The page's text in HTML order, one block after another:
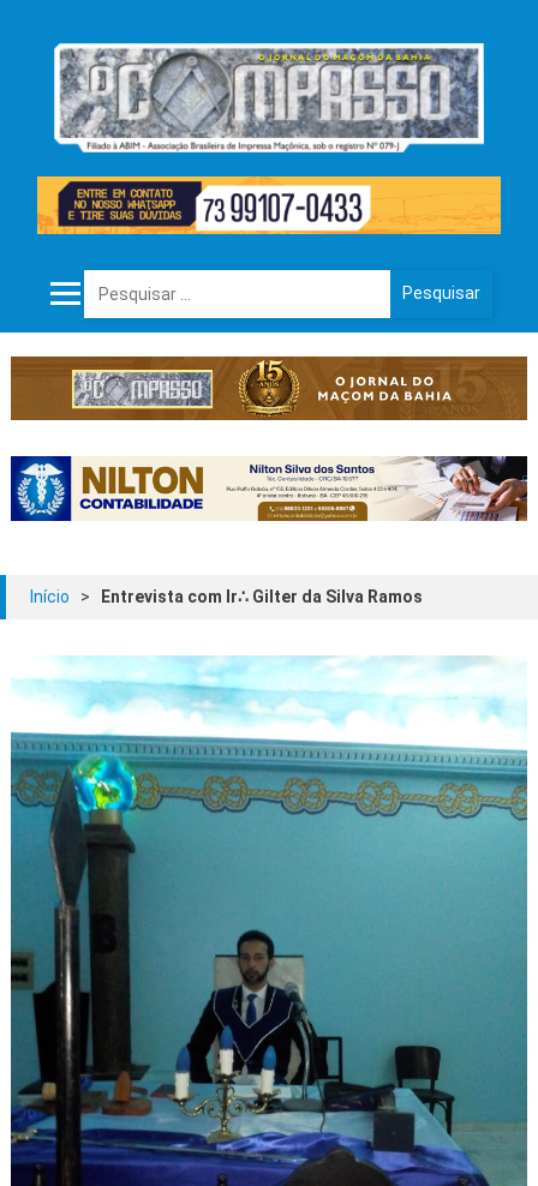
Pesquisar por:
Início > Entrevista com Ir∴ Gilter da Silva Ramos